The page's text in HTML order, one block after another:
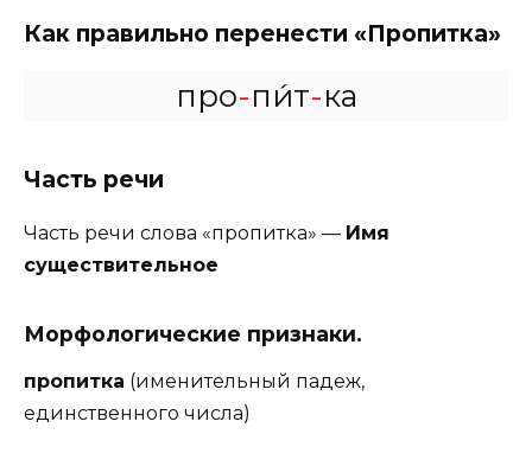
Как правильно перенести «Пропитка»
про-пи́т-ка
Часть речи
Часть речи слова «пропитка» — Имя
существительное
Морфологические признаки.
пропитка (именительный падеж,
единственного числа)